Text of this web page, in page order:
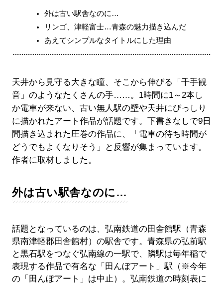
外は古い駅舎なのに…
リンゴ、津軽富士…青森の魅力描き込んだ
あえてシンプルなタイトルにした理由
天井から見守る大きな瞳、そこから伸びる「千手観
音」のようなたくさんの手……。1時間に1～2本し
か電車が来ない、古い無人駅の壁や天井にびっしり
に描かれたアート作品が話題です。下書きなしで9日
間描き込まれた圧巻の作品に、「電車の待ち時間が
どうでもよくなりそう」と反響が集まっています。
作者に取材しました。
外は古い駅舎なのに…
話題となっているのは、弘南鉄道の田舎館駅（青森
県南津軽郡田舎館村）の駅舎です。青森県の弘前駅
と黒石駅をつなぐ弘南線の一駅で、隣駅は毎年稲で
表現する作品で有名な「田んぼアート」駅（※今年
の「田んぼアート」は中止）。弘南鉄道の時刻表に